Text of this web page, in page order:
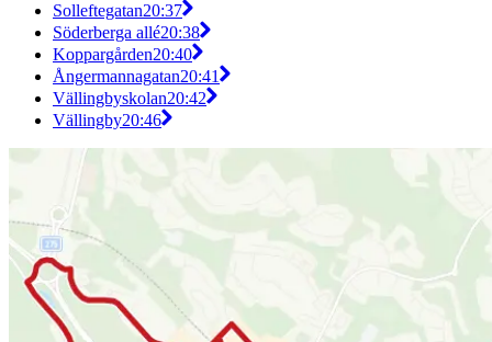
Solleftegatan20:37
Söderberga allé20:38
Koppargården20:40
Ångermannagatan20:41
Vällingbyskolan20:42
Vällingby20:46